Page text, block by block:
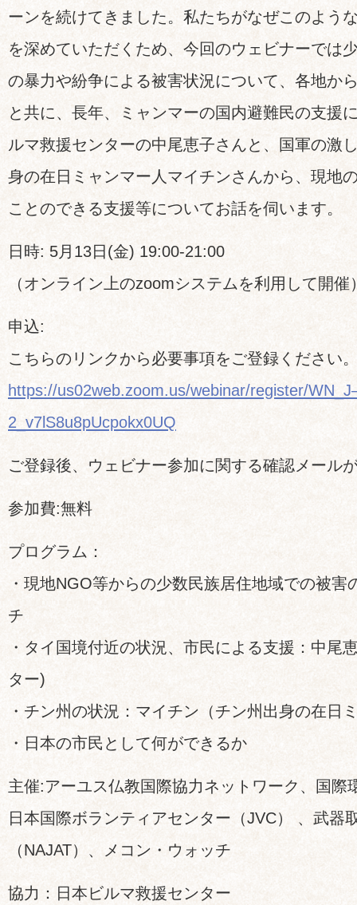
ーンを続けてきました。私たちがなぜこのよう
を深めていただくため、今回のウェビナーでは
の暴力や紛争による被害状況について、各地か
と共に、長年、ミャンマーの国内避難民の支援
ルマ救援センターの中尾恵子さんと、国軍の激
身の在日ミャンマー人マイチンさんから、現地
ことのできる支援等についてお話を伺います。
日時: 5月13日(金) 19:00-21:00
（オンライン上のzoomシステムを利用して開催
申込:
こちらのリンクから必要事項をご登録ください
https://us02web.zoom.us/webinar/register/
2_v7lS8u8pUcpokx0UQ
ご登録後、ウェビナー参加に関する確認メール
参加費:無料
プログラム：
・現地NGO等からの少数民族居住地域での被害
チ
・タイ国境付近の状況、市民による支援：中尾
ター)
・チン州の状況：マイチン（チン州出身の在日
・日本の市民として何ができるか
主催:アーユス仏教国際協力ネットワーク、国際
日本国際ボランティアセンター（JVC） 、武器
（NAJAT）、メコン・ウォッチ
協力：日本ビルマ救援センター